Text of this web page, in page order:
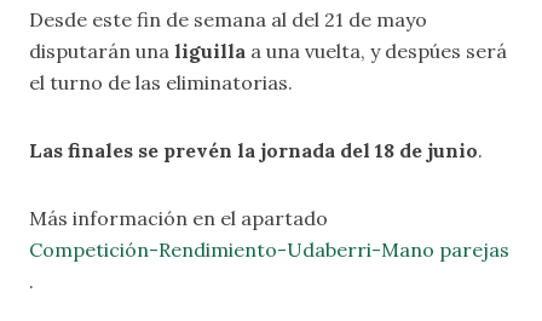
Desde este fin de semana al del 21 de mayo
disputarán una liguilla a una vuelta, y despúes será
el turno de las eliminatorias.
Las finales se prevén la jornada del 18 de junio.
Más información en el apartado
Competición-Rendimiento-Udaberri-Mano parejas
.